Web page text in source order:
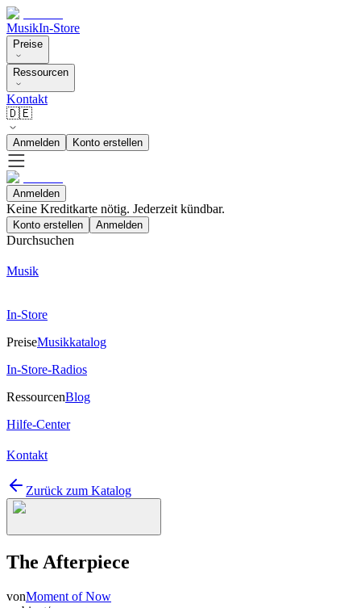
MusikIn-Store
Preise
Ressourcen
Kontakt
🇩🇪
Anmelden Konto erstellen
Anmelden
Keine Kreditkarte nötig. Jederzeit kündbar.
Konto erstellen Anmelden
Durchsuchen
Musik
In-Store
PreiseMusikkatalog
In-Store-Radios
RessourcenBlog
Hilfe-Center
Kontakt
Zurück zum Katalog
The Afterpiece
vonMoment of Now